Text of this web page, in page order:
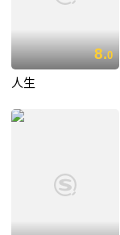
8.0
人生